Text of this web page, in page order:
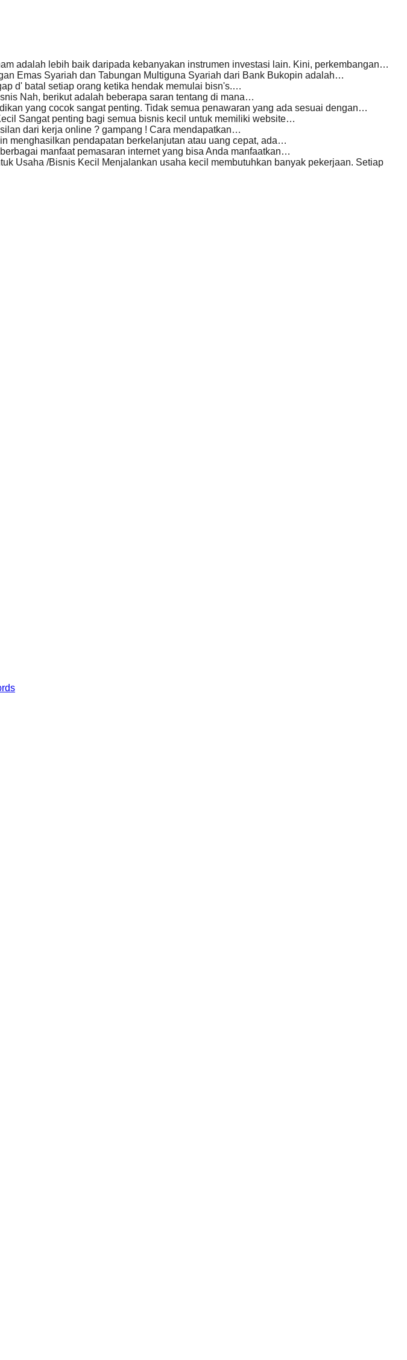
adalah lebih baik daripada kebanyakan instrumen investasi lain. Kini, perkembangan…
Emas Syariah dan Tabungan Multiguna Syariah dari Bank Bukopin adalah…
d' batal setiap orang ketika hendak memulai bisn's.…
Nah, berikut adalah beberapa saran tentang di mana…
yang cocok sangat penting. Tidak semua penawaran yang ada sesuai dengan…
Sangat penting bagi semua bisnis kecil untuk memiliki website…
dari kerja online ? gampang ! Cara mendapatkan…
menghasilkan pendapatan berkelanjutan atau uang cepat, ada…
manfaat pemasaran internet yang bisa Anda manfaatkan…
Usaha /Bisnis Kecil Menjalankan usaha kecil membutuhkan banyak pekerjaan. Setiap